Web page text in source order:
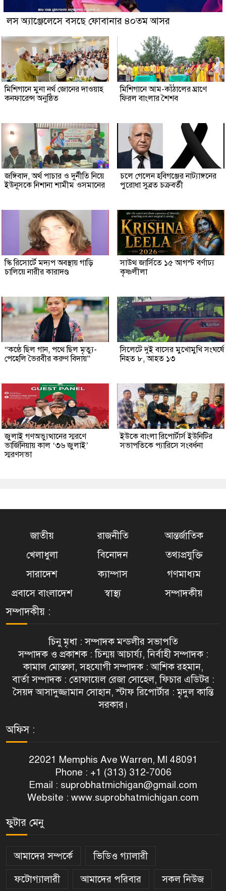
লস অ্যাঞ্জেলেসে বসছে ফোবানার ৪০তম আসর
মিশিগানে মুনা নর্থ জোনের দাওয়াহ
কনফারেন্স অনুষ্ঠিত
মিশিগানে আম-কাঁঠালের ঘ্রাণে
ফিরল বাংলার শৈশব
জঙ্গিবাদ, অর্থ পাচার ও দুর্নীতি নিয়ে
ইউনূসকে নিশানা শামীম ওসমানের
চলে গেলেন হবিগঞ্জের নাট্যাঙ্গনের
পুরোধা সুব্রত চক্রবর্তী
স্কি রিসোর্টে মদ্যপ অবস্থায় গাড়ি
চালিয়ে নারীর কারাদণ্ড
সাউথ জার্সিতে ১৫ আগস্ট বর্ণাঢ্য
কৃষ্ণলীলা
“কণ্ঠে ছিল গান, পথে ছিল মৃত্যু-
পেহেলি ভৈরবীর করুণ বিদায়”
সিলেটে দুই বাসের মুখোমুখি সংঘর্ষে
নিহত ৮, আহত ১৩
জুলাই গণঅভ্যুত্থানের স্মরণে
ভার্জিনিয়ায় কাল ‘৩৬ জুলাই’
স্মরণসভা
ইউকে বাংলা রিপোর্টার্স ইউনিটির
সভাপতিকে প্যারিসে সংবর্ধনা
জাতীয় রাজনীতি
আন্তর্জাতিক
খেলাধুলা
বিনোদন
তথ্যপ্রযুক্তি
সারাদেশ
ক্যাম্পাস
গণমাধ্যম
প্রবাসে বাংলাদেশ
স্বাস্থ্য সম্পাদকীয়
সম্পাদকীয় :
চিনু মৃধা : সম্পাদক মন্ডলীর সভাপতি
সম্পাদক ও প্রকাশক : চিন্ময় আচার্য্য, নির্বাহী সম্পাদক :
কামাল মোস্তফা, সহযোগী সম্পাদক : আশিক রহমান,
বার্তা সম্পাদক : তোফায়েল রেজা সোহেল, ফিচার এডিটর :
সৈয়দ আসাদুজ্জামান সোহান, স্টাফ রিপোর্টার : মৃদুল কান্তি
সরকার।
অফিস :
22021 Memphis Ave Warren, MI 48091
Phone : +1 (313) 312-7006
Email : suprobhatmichigan@gmail.com
Website : www.suprobhatmichigan.com
ফুটার মেনু
আমাদের সম্পর্কে
ভিডিও গ্যালারী
ফটোগ্যালারী
আমাদের পরিবার সকল নিউজ